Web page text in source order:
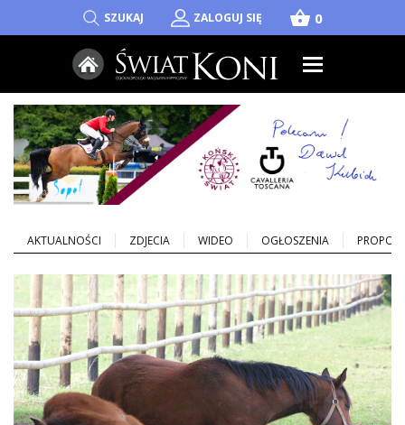
SZUKAJ ZALOGUJ SIĘ shopping_basket 0
AKTUALNOŚCI ZDJECIA WIDEO OGŁOSZENIA